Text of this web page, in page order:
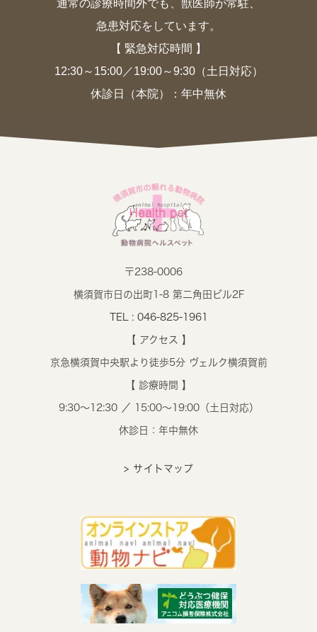
通常の診療時間外でも、獣医師が常駐、
急患対応をしています。
【 緊急対応時間 】
12:30～15:00／19:00～9:30（土日対応）
休診日（本院）：年中無休
〒238-0006
横須賀市日の出町1-8 第二角田ビル2F
TEL : 046-825-1961
【 アクセス 】
京急横須賀中央駅より徒歩5分 ヴェルク横須賀前
【 診療時間 】
9:30～12:30 ／ 15:00～19:00（土日対応）
休診日：年中無休
> サイトマップ